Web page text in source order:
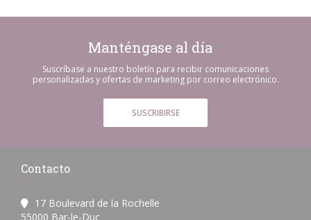
Manténgase al día
Suscríbase a nuestro boletín para recibir comunicaciones
personalizadas y ofertas de marketing por correo electrónico.
SUSCRIBIRSE
Contacto
17 Boulevard de la Rochelle
55000 Bar-le-Duc((abre en una nueva ventana))